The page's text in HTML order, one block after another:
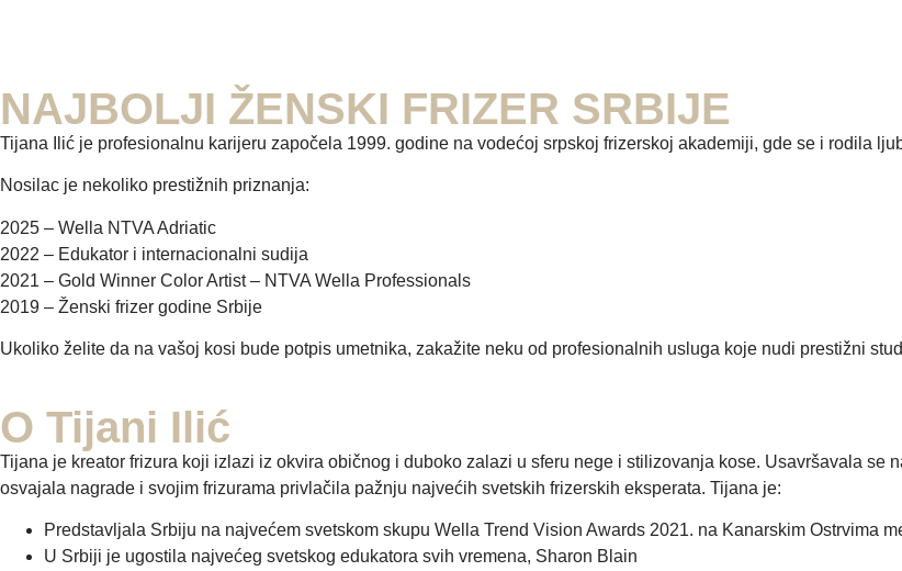
NAJBOLJI ŽENSKI FRIZER SRBIJE
Tijana Ilić je profesionalnu karijeru započela 1999. godine na vodećoj srpskoj frizerskoj akademiji, gde se i rodila
Nosilac je nekoliko prestižnih priznanja:
2025 – Wella NTVA Adriatic
2022 – Edukator i internacionalni sudija
2021 – Gold Winner Color Artist – NTVA Wella Professionals
2019 – Ženski frizer godine Srbije
Ukoliko želite da na vašoj kosi bude potpis umetnika, zakažite neku od profesionalnih usluga koje nudi prestižni
O Tijani Ilić
Tijana je kreator frizura koji izlazi iz okvira običnog i duboko zalazi u sferu nege i stilizovanja kose. Usavršavala se
osvajala nagrade i svojim frizurama privlačila pažnju najvećih svetskih frizerskih eksperata. Tijana je:
Predstavljala Srbiju na najvećem svetskom skupu Wella Trend Vision Awards 2021. na Kanarskim Ostrvima
U Srbiji je ugostila najvećeg svetskog edukatora svih vremena, Sharon Blain